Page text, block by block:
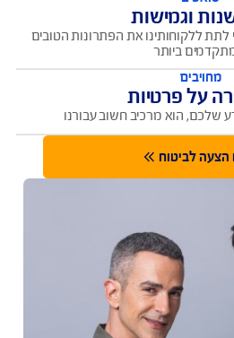
את זה טוב
מתקדם
אונלין ואפליקציה מתקדמים, לצד
איכותי